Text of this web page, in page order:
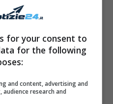
tante donne, che
per levigare le
for your consent to
for the following
and content, advertising and
research and